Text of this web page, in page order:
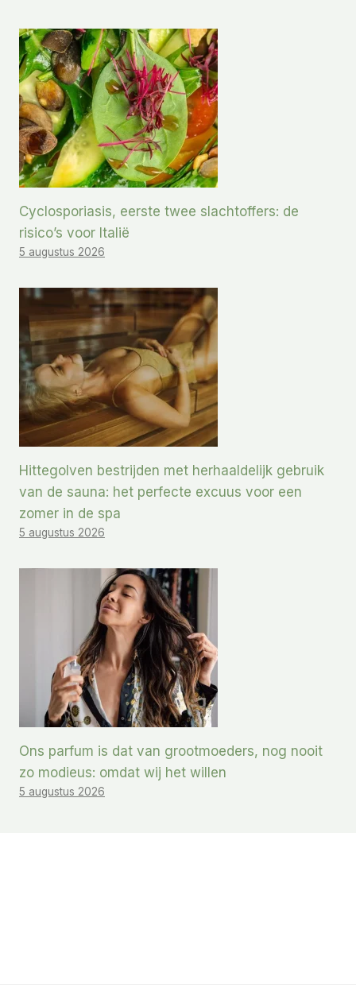
Cyclosporiasis, eerste twee slachtoffers: de
risico’s voor Italië
5 augustus 2026
Hittegolven bestrijden met herhaaldelijk gebruik
van de sauna: het perfecte excuus voor een
zomer in de spa
5 augustus 2026
Ons parfum is dat van grootmoeders, nog nooit
zo modieus: omdat wij het willen
5 augustus 2026